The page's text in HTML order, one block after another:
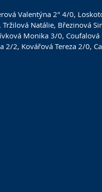
Valentýna 2" 4/0,
Březinová Simona	2"2" 4/0, Reisnerová
Monika 3/0,
2/2, Kovářová Tereza 2/0,